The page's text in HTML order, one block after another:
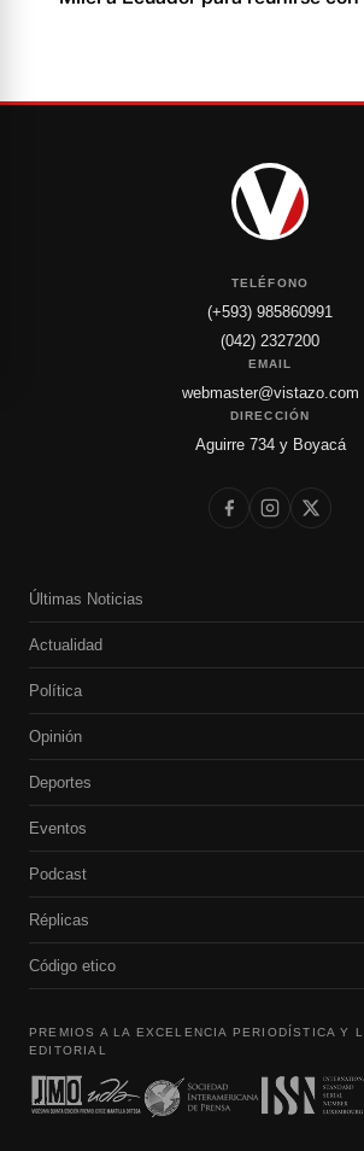
TELÉFONO
(+593) 985860991
(042) 2327200
EMAIL
webmaster@vistazo.com
DIRECCIÓN
Aguirre 734 y Boyacá
Últimas Noticias
Actualidad
Política
Opinión
Deportes
Eventos
Podcast
Réplicas
Código etico
PREMIOS A LA EXCELENCIA PERIODÍSTICA Y
EDITORIAL